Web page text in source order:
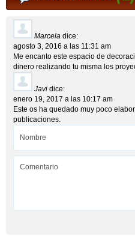
Marcela dice:
agosto 3, 2016 a las 11:31 am
Me encanto este espacio de
dinero realizando tu misma los
Javi dice:
enero 19, 2017 a las 10:17 am
Este os ha quedado muy poco
publicaciones.